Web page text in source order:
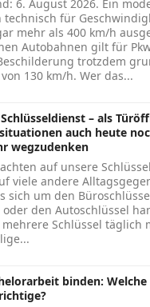
6. August 2026. Ein
technisch für
mehr als 400 km/h
Autobahnen gilt für
trotzdem
130 km/h. Wer das...
– als
auch heute
wegzudenken
auf unsere
viele andere
sich um den
den Autoschlüssel
Schlüssel täglich
binden: